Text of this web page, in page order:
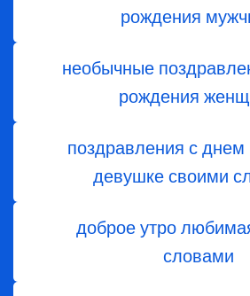
рождения
необычные
рождения
поздравления с
девушке своими
доброе утро
словами